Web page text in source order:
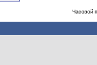
Часовой